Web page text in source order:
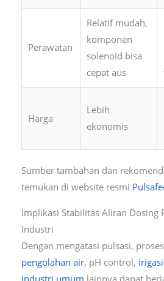
Perawatan
Relatif mudah,
komponen
solenoid bisa
cepat aus
Harga
Lebih
ekonomis
Sumber tambahan dan
temukan di website resmi
Implikasi Stabilitas Aliran Dosing
Industri
Dengan mengatasi pulsasi,
pengolahan air, pH control,
industri umum lainnya dapat